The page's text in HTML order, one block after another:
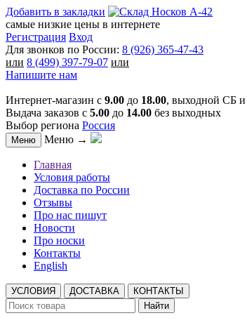
Добавить в закладки
самые низкие цены в интернете
Регистрация Вход
Для звонков по России: 8 (926) 365-47-43
или 8 (499) 397-79-07 или
Напишите нам
Интернет-магазин с 9.00 до 18.00, выходной СБ
Выдача заказов с 5.00 до 14.00 без выходных
Выбор региона Россия
Меню Меню →
Главная
Условия работы
Доставка по России
Отзывы
Про нас пишут
Новости
Про носки
Контакты
English
УСЛОВИЯ ДОСТАВКА
КОНТАКТЫ
Найти